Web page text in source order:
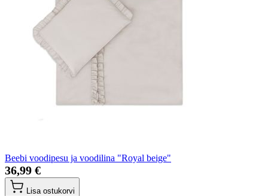
Beebi voodipesu ja voodilina "Royal beige"
36,99 €
Lisa ostukorvi